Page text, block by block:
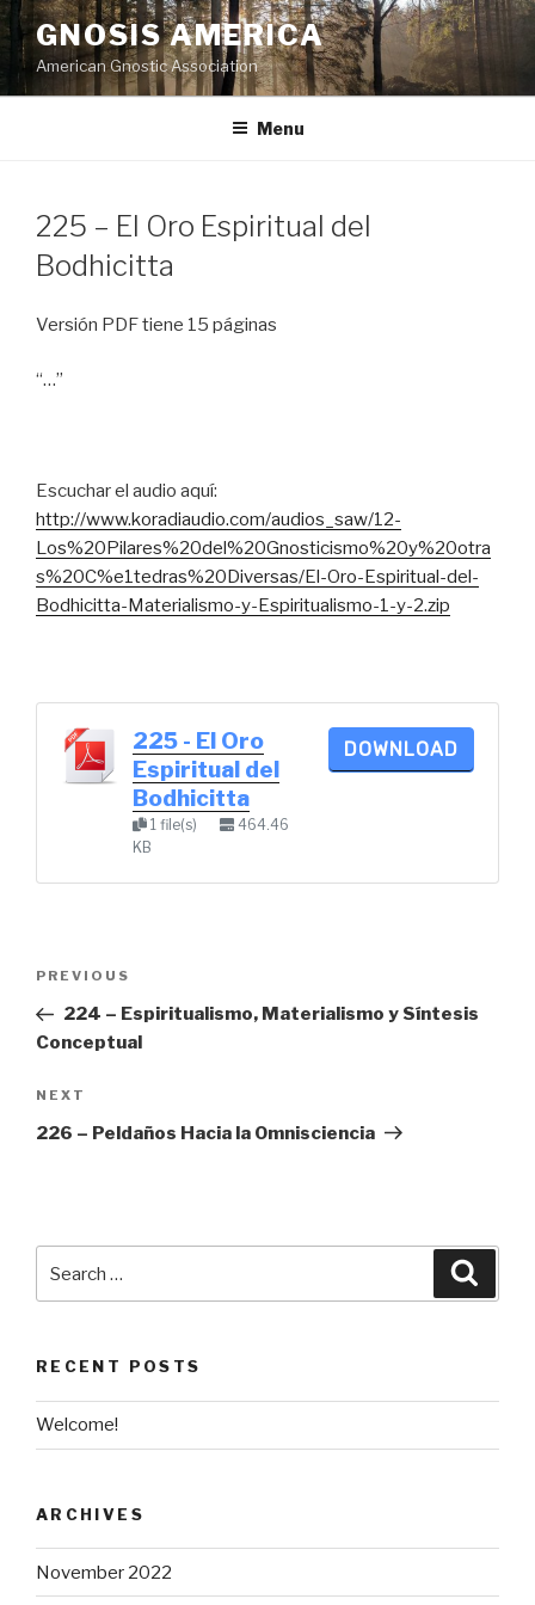
Skip
to
content
GNOSIS AMERICA
American Gnostic Association
Menu
225 – El Oro Espiritual del
Bodhicitta
Versión PDF tiene 15 páginas
“…”
Escuchar el audio aquí:
http://www.koradiaudio.com/audios_saw/12-
Los%20Pilares%20del%20Gnosticismo%20y%20otra
s%20C%e1tedras%20Diversas/El-Oro-Espiritual-del-
Bodhicitta-Materialismo-y-Espiritualismo-1-y-2.zip
225 - El Oro
Espiritual del
Bodhicitta
1 file(s)
464.46
KB
DOWNLOAD
Previous
Post
PREVIOUS
224 – Espiritualismo, Materialismo y Síntesis
Conceptual
Next
Post
NEXT
226 – Peldaños Hacia la Omnisciencia
for:
RECENT POSTS
Welcome!
ARCHIVES
November 2022